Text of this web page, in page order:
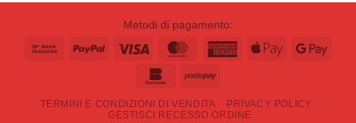
Metodi di pagamento:
Bank
PayPal Visa MasterCardAmericanApple
BankomatPostepay
TERMINI E CONDIZIONI DI VENDITA
PRIVACY POLICY
GESTISCI RECESSO ORDINE